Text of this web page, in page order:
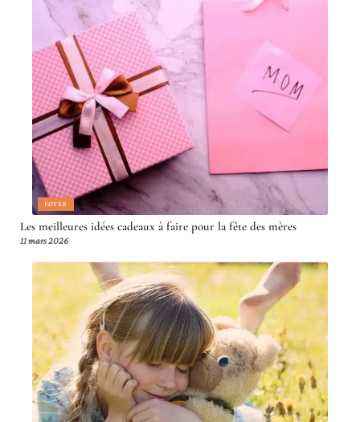
FOYER
Les meilleures idées cadeaux à faire pour la fête des mères
11 mars 2026